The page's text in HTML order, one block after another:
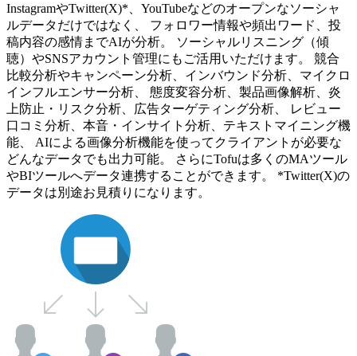
InstagramやTwitter(X)*、YouTubeなどのオープンなソーシャ
ルデータだけではなく、 フォロワー情報や頻出ワード、投
稿内容の感情までAIが分析。 ソーシャルリスニング（傾
聴）やSNSアカウント管理にもご活用いただけます。 競合
比較分析やキャンペーン分析、インバウンド分析、マイクロ
インフルエンサー分析、 態度変容分析、製品画像解析、炎
上防止・リスク分析、広告ターゲティング分析、 レビュー
口コミ分析、本音・インサイト分析、テキストマイニング機
能、 AIによる画像分析機能を使ってクライアントが必要な
どんなデータでも出力可能。 さらにTofuは多くのMAツール
やBIツールへデータ連携することができます。 *Twitter(X)の
データは別途お見積りになります。